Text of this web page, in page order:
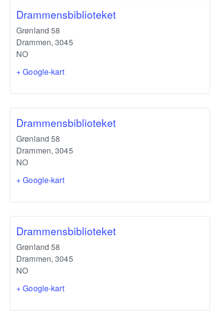
Drammensbiblioteket
Grønland 58
Drammen, 3045
NO
+ Google-kart
Drammensbiblioteket
Grønland 58
Drammen, 3045
NO
+ Google-kart
Drammensbiblioteket
Grønland 58
Drammen, 3045
NO
+ Google-kart